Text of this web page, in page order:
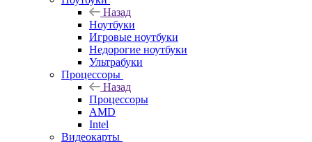
Назад
Ноутбуки
Игровые ноутбуки
Недорогие ноутбуки
Ультрабуки
Процессоры
Назад
Процессоры
AMD
Intel
Видеокарты